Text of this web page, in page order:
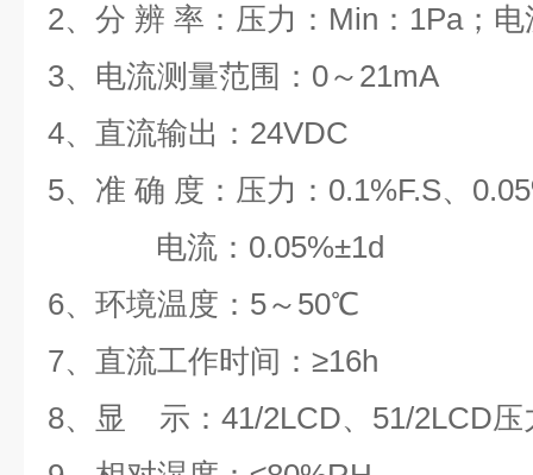
2、分 辨 率：压力： Min ： 1Pa；电
3、电流测量范围： 0～ 21mA
4、直流输出： 24VDC
5、准 确 度：压力： 0.1%F.S、
电流： 0.05%±1d
6、环境温度： 5～ 50℃
7、直流工作时间：≥16h
8、显 示：41/2LCD、51/2LCD压